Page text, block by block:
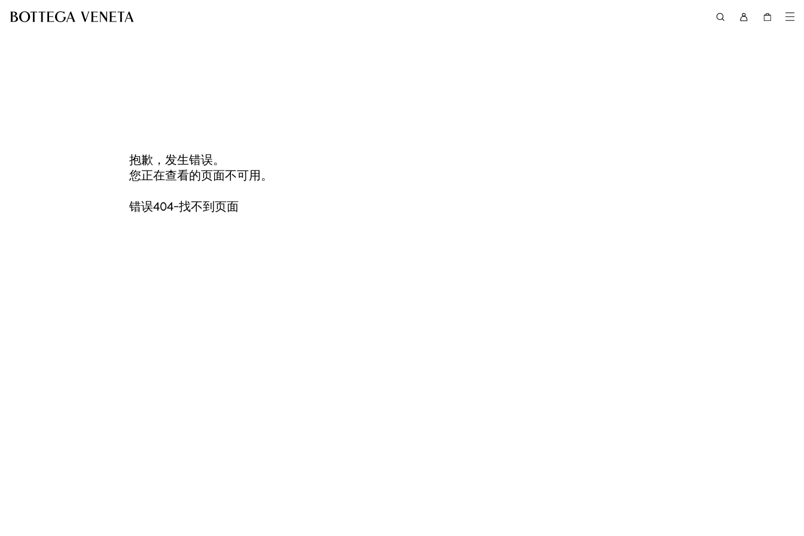
抱歉，发生错误。
您正在查看的页面不可用。
错误404-找不到页面